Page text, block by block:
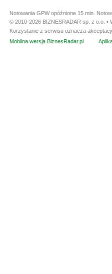
Notowania GPW opóźnione 15 min.
© 2010-2026 BIZNESRADAR sp. z o.o.
Korzystanie z serwisu oznacza
Mobilna wersja BiznesRadar.pl